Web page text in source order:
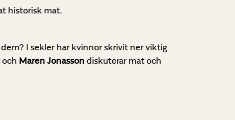
historisk mat.
I sekler har kvinnor skrivit ner viktig
och Maren Jonasson diskuterar mat och